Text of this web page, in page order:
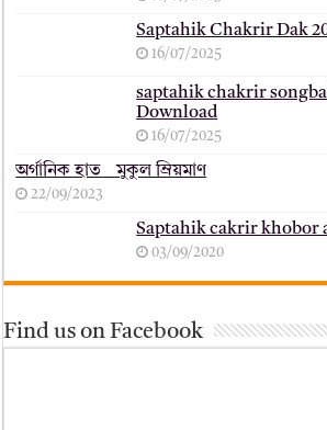
Saptahik Chakrir Dak
16/07/2025
saptahik chakrir
Download
16/07/2025
অর্গানিক হাত _ মুকুল ম্রিয়মাণ
22/09/2023
Saptahik cakrir khobor
03/09/2020
Find us on Facebook